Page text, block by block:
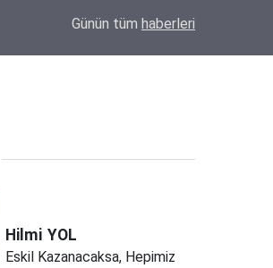
Eskil'de Kasıtlı Yangın İddiası! Güvenlik
Günün tüm haberleri
Hilmi YOL
Eskil Kazanacaksa, Hepimiz